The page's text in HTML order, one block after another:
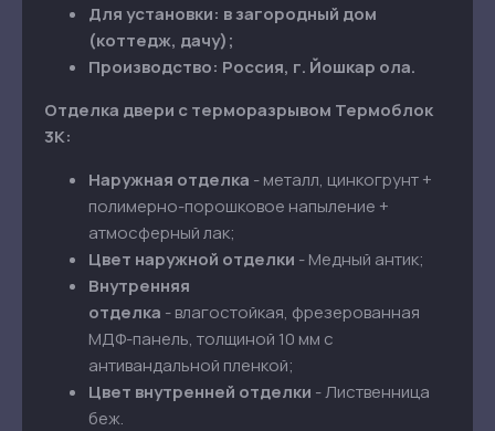
Для установки: в загородный дом
(коттедж, дачу);
Производство: Россия, г. Йошкар ола.
Отделка двери с терморазрывом Термоблок
3К:
Наружная отделка - металл, цинкогрунт +
полимерно-порошковое напыление +
атмосферный лак;
Цвет наружной отделки - Медный антик;
Внутренняя
отделка - влагостойкая, фрезерованная
МДФ-панель, толщиной 10 мм с
антивандальной пленкой;
Цвет внутренней отделки - Лиственница
беж.